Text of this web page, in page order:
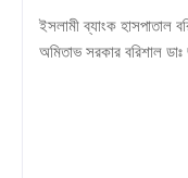
ইসলামী ব্যাংক হাসপাতাল
অমিতাভ সরকার বরিশাল